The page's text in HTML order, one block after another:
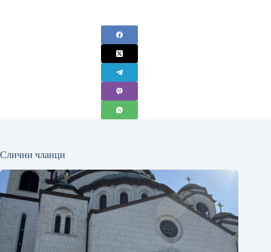
Слични чланци